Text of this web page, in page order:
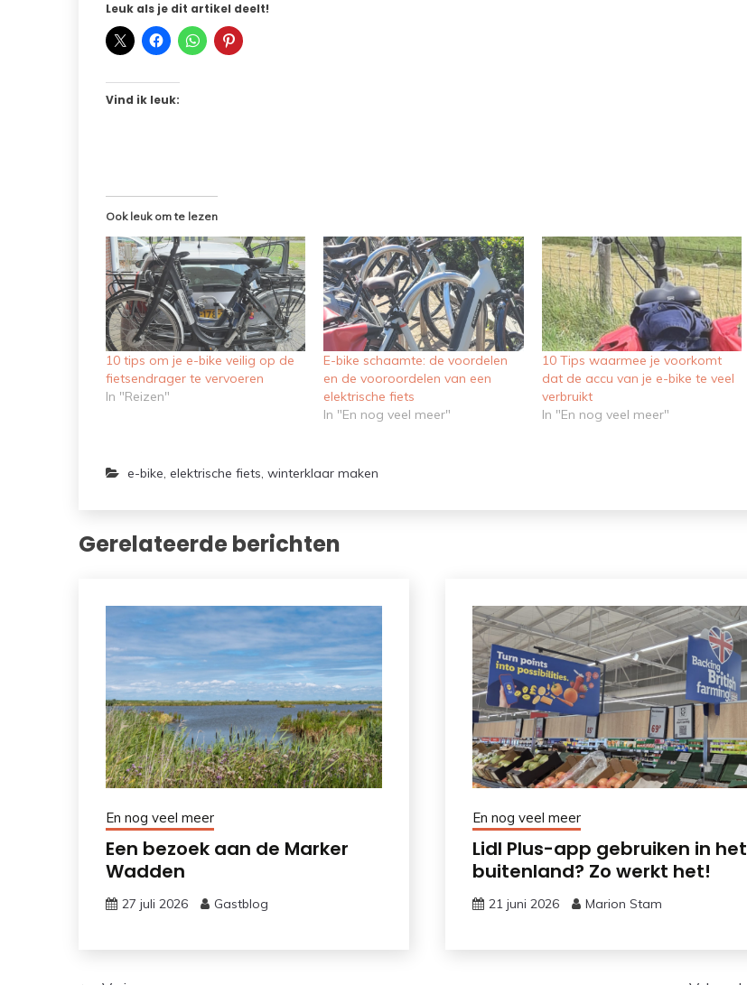
Leuk als je dit artikel deelt!
Vind ik leuk:
Ook leuk om te lezen
10 tips om je e-bike veilig op de
fietsendrager te vervoeren
In "Reizen"
E-bike schaamte: de voordelen
en de vooroordelen van een
elektrische fiets
In "En nog veel meer"
10 Tips waarmee je voorkomt
dat de accu van je e-bike te veel
verbruikt
In "En nog veel meer"
e-bike, elektrische fiets, winterklaar maken
Gerelateerde berichten
En nog veel meer
Een bezoek aan de Marker
Wadden
27 juli 2026 Gastblog
En nog veel meer
Lidl Plus-app gebruiken in het
buitenland? Zo werkt het!
21 juni 2026 Marion Stam